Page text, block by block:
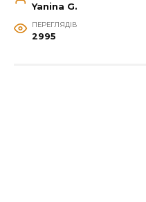
Yanina G.
ПЕРЕГЛЯДІВ
2995